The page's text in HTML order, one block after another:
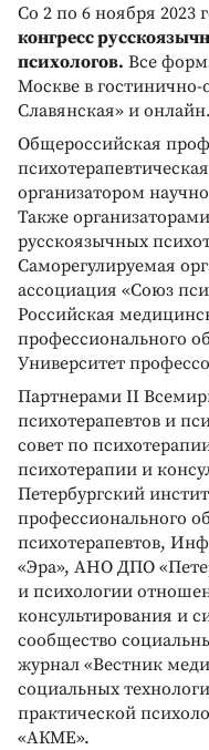
Со 2 по 6 ноября 2023
конгресс
психологов. Все
Москве в
Славянская» и онлайн.
Общероссийская
организатором
Также
русскоязычных
Саморегулируемая
ассоциация «Союз
Российская
профессионального
Университет
Партнерами II
психотерапевтов и
совет по
психотерапии и
Петербургский
профессионального
психотерапевтов,
«Эра», АНО ДПО
и психологии
консультирования и
сообщество
журнал «Вестник
социальных
практической
«АКМЕ».